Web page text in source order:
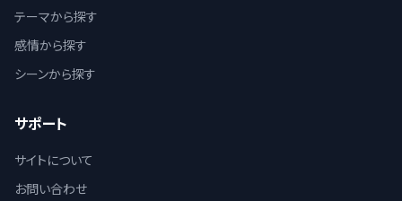
テーマから探す
感情から探す
シーンから探す
サポート
サイトについて
お問い合わせ